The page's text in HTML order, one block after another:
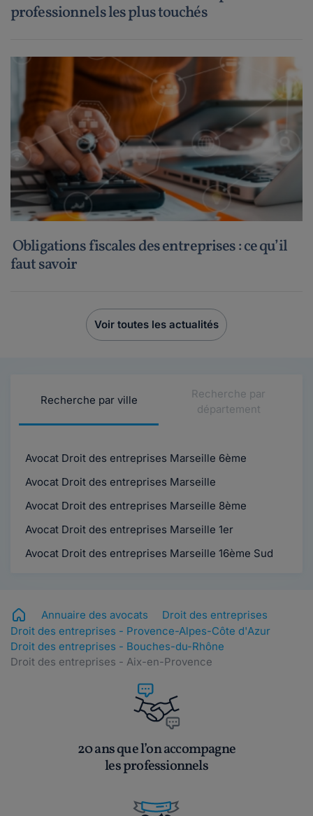
professionnels les plus touchés
Obligations fiscales des entreprises : ce qu’il
faut savoir
Voir toutes les actualités
Recherche par ville
Recherche par
département
Avocat Droit des entreprises Marseille 6ème
Avocat Droit des entreprises Marseille
Avocat Droit des entreprises Marseille 8ème
Avocat Droit des entreprises Marseille 1er
Avocat Droit des entreprises Marseille 16ème Sud
Annuaire des avocats
Droit des entreprises
Droit des entreprises - Provence-Alpes-Côte d'Azur
Droit des entreprises - Bouches-du-Rhône
Droit des entreprises - Aix-en-Provence
20 ans que l’on accompagne
les professionnels